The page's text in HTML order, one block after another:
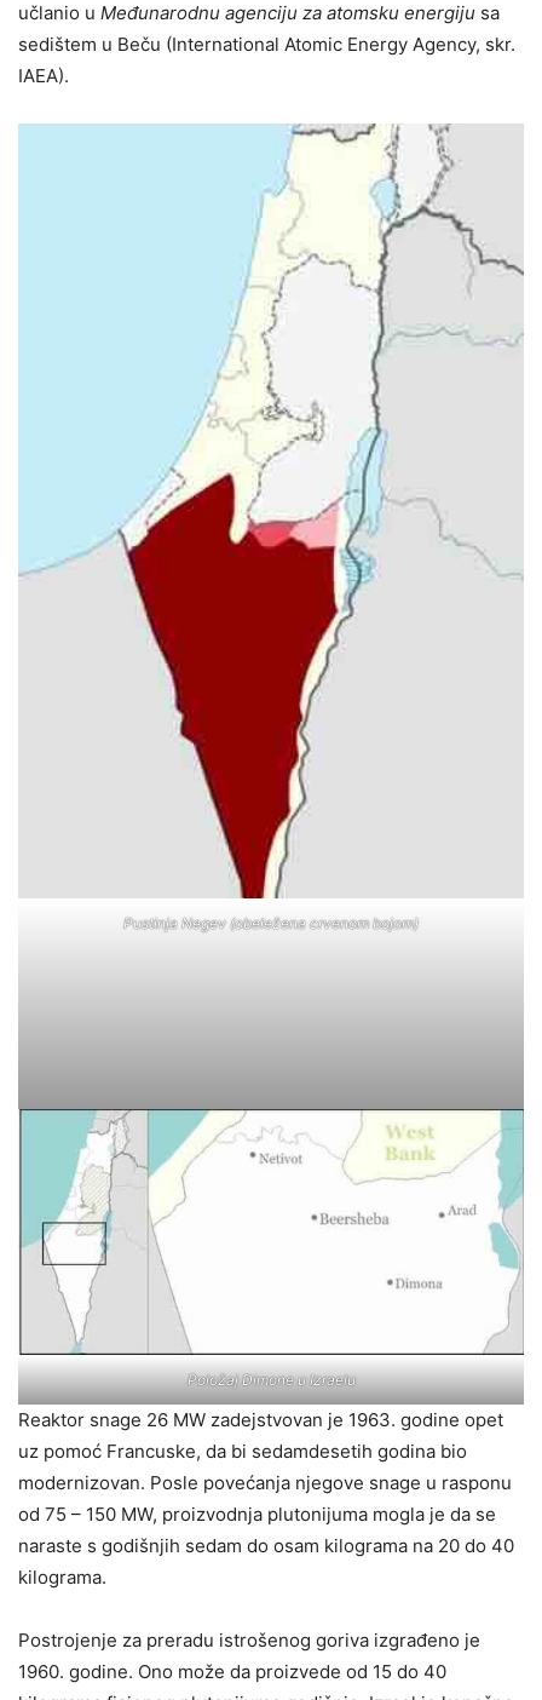
učlanio u Međunarodnu agenciju za atomsku energiju sa
sedištem u Beču (International Atomic Energy Agency, skr.
IAEA).
Pustinja Negev (obeležena crvenom bojom)
Položaj Dimone u Izraelu
Reaktor snage 26 MW zadejstvovan je 1963. godine opet
uz pomoć Francuske, da bi sedamdesetih godina bio
modernizovan. Posle povećanja njegove snage u rasponu
od 75 – 150 MW, proizvodnja plutonijuma mogla je da se
naraste s godišnjih sedam do osam kilograma na 20 do 40
kilograma.
Postrojenje za preradu istrošenog goriva izgrađeno je
1960. godine. Ono može da proizvede od 15 do 40